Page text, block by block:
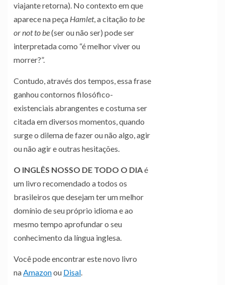
viajante retorna). No contexto em que
aparece na peça Hamlet, a citação to be
or not to be(ser ou não ser) pode ser
interpretada como “é melhor viver ou
morrer?”.
Contudo, através dos tempos, essa frase
ganhou contornos filosófico-
existenciais abrangentes e costuma ser
citada em diversos momentos, quando
surge o dilema de fazer ou não algo, agir
ou não agir e outras hesitações.
O INGLÊS NOSSO DE TODO O DIAé
um livro recomendado a todos os
brasileiros que desejam ter um melhor
domínio de seu próprio idioma e ao
mesmo tempo aprofundar o seu
conhecimento da língua inglesa.
Você pode encontrar este novo livro
naAmazonou Disal.